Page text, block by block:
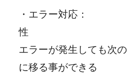
・エラー対応
性
：
エラーが発生しても次
に移る事ができる